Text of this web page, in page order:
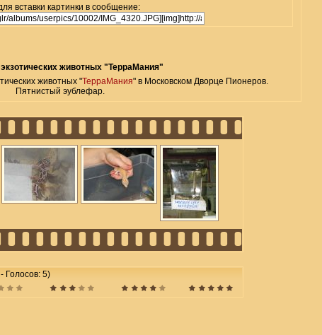
вставки картинки в сообщение:
животных "ТерраМания"
животных "ТерраМания" в Московском Дворце Пионеров.
Пятнистый эублефар.
Голосов: 5)